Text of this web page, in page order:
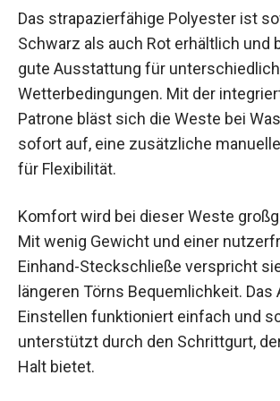
Das strapazierfähige Polyester ist
Schwarz als auch Rot erhältlich und
gute Ausstattung für
Wetterbedingungen. Mit der
Patrone bläst sich die Weste bei
sofort auf, eine zusätzliche
für Flexibilität.
Komfort wird bei dieser Weste
Mit wenig Gewicht und einer
Einhand-Steckschließe verspricht
längeren Törns Bequemlichkeit. Das
Einstellen funktioniert einfach und
unterstützt durch den Schrittgurt,
Halt bietet.